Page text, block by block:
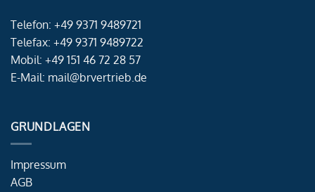
Telefon: +49 9371 9489721
Telefax: +49 9371 9489722
Mobil: +49 151 46 72 28 57
E-Mail: mail@brvertrieb.de
GRUNDLAGEN
Impressum
AGB